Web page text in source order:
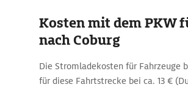
Kosten mit dem PKW
nach Coburg
Die Stromladekosten für Fahrzeuge
für diese Fahrtstrecke bei ca. 13 €